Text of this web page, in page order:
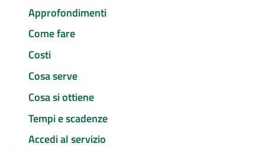
Approfondimenti
Come fare
Costi
Cosa serve
Cosa si ottiene
Tempi e scadenze
Accedi al servizio